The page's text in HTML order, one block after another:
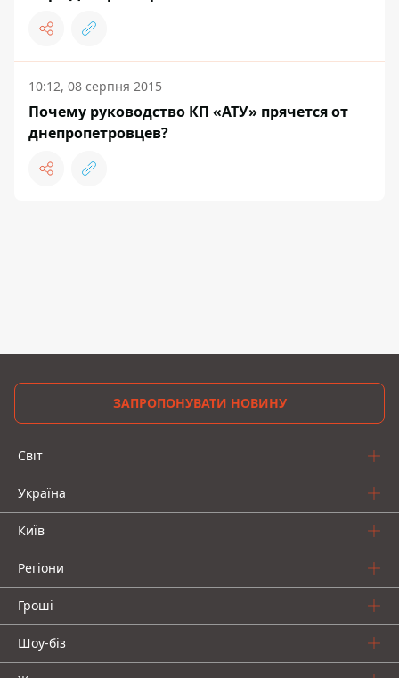
10:12, 08 серпня 2015
Почему руководство КП «АТУ» прячется от
днепропетровцев?
ЗАПРОПОНУВАТИ НОВИНУ
Світ
Україна
Київ
Регіони
Гроші
Шоу-біз